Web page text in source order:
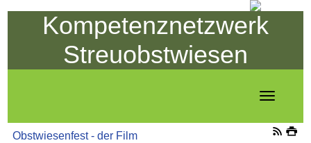
Kompetenznetzwerk
Streuobstwiesen
Toggle
Obstwiesenfest - der Film